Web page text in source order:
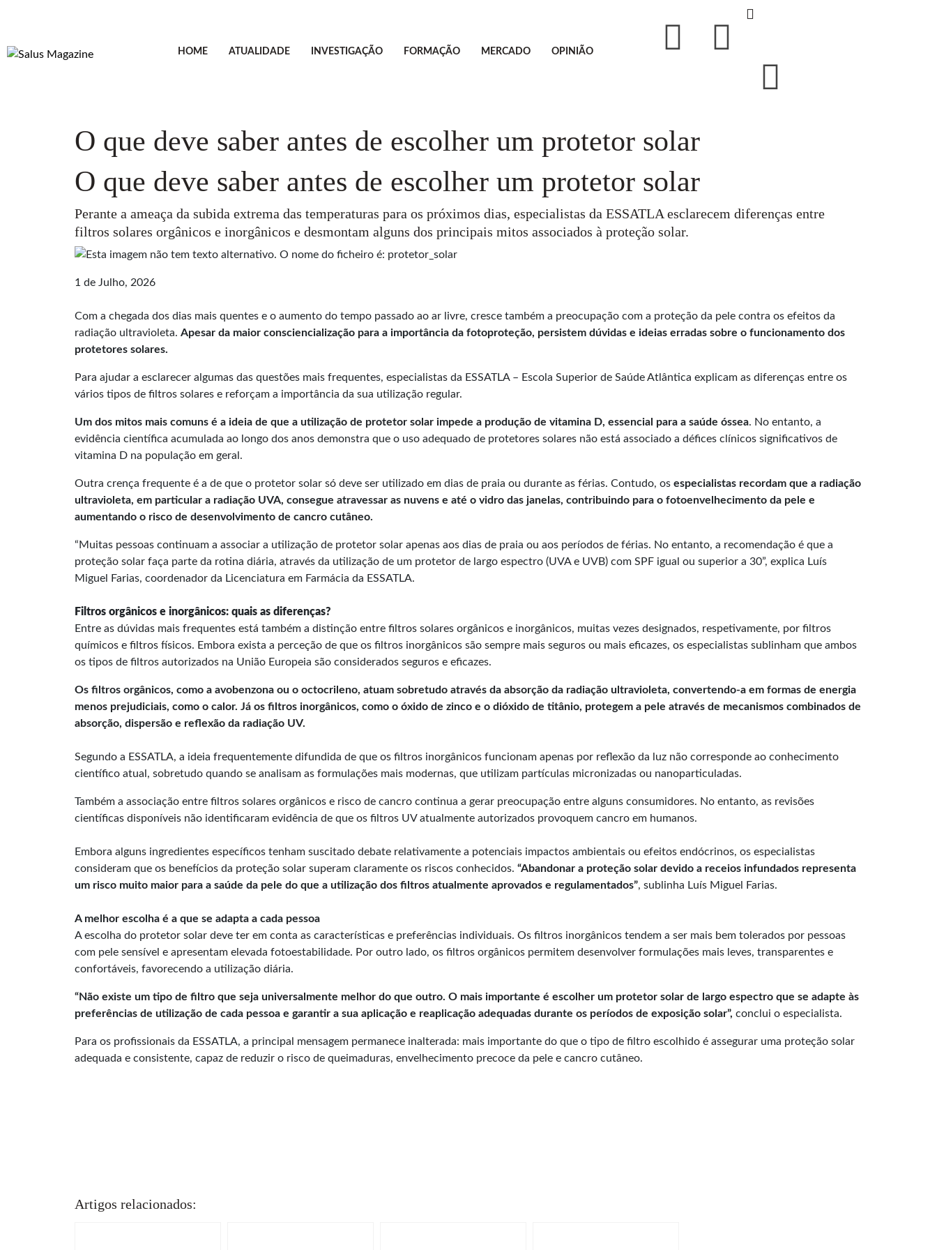
HOME ATUALIDADE INVESTIGAÇÃO FORMAÇÃO MERCADO OPINIÃO
O que deve saber antes de escolher um protetor solar
O que deve saber antes de escolher um protetor solar
Perante a ameaça da subida extrema das temperaturas para os próximos dias, especialistas da ESSATLA esclarecem diferenças entre
filtros solares orgânicos e inorgânicos e desmontam alguns dos principais mitos associados à proteção solar.
1 de Julho, 2026
Com a chegada dos dias mais quentes e o aumento do tempo passado ao ar livre, cresce também a preocupação com a proteção da pele contra os efeitos da
radiação ultravioleta. Apesar da maior consciencialização para a importância da fotoproteção, persistem dúvidas e ideias erradas sobre o funcionamento dos
protetores solares.
Para ajudar a esclarecer algumas das questões mais frequentes, especialistas da ESSATLA – Escola Superior de Saúde Atlântica explicam as diferenças entre os
vários tipos de filtros solares e reforçam a importância da sua utilização regular.
Um dos mitos mais comuns é a ideia de que a utilização de protetor solar impede a produção de vitamina D, essencial para a saúde óssea. No entanto, a
evidência científica acumulada ao longo dos anos demonstra que o uso adequado de protetores solares não está associado a défices clínicos significativos de
vitamina D na população em geral.
Outra crença frequente é a de que o protetor solar só deve ser utilizado em dias de praia ou durante as férias. Contudo, os especialistas recordam que a radiação
ultravioleta, em particular a radiação UVA, consegue atravessar as nuvens e até o vidro das janelas, contribuindo para o fotoenvelhecimento da pele e
aumentando o risco de desenvolvimento de cancro cutâneo.
“Muitas pessoas continuam a associar a utilização de protetor solar apenas aos dias de praia ou aos períodos de férias. No entanto, a recomendação é que a
proteção solar faça parte da rotina diária, através da utilização de um protetor de largo espectro (UVA e UVB) com SPF igual ou superior a 30”, explica Luís
Miguel Farias, coordenador da Licenciatura em Farmácia da ESSATLA.
Filtros orgânicos e inorgânicos: quais as diferenças?
Entre as dúvidas mais frequentes está também a distinção entre filtros solares orgânicos e inorgânicos, muitas vezes designados, respetivamente, por filtros
químicos e filtros físicos. Embora exista a perceção de que os filtros inorgânicos são sempre mais seguros ou mais eficazes, os especialistas sublinham que ambos
os tipos de filtros autorizados na União Europeia são considerados seguros e eficazes.
Os filtros orgânicos, como a avobenzona ou o octocrileno, atuam sobretudo através da absorção da radiação ultravioleta, convertendo-a em formas de energia
menos prejudiciais, como o calor. Já os filtros inorgânicos, como o óxido de zinco e o dióxido de titânio, protegem a pele através de mecanismos combinados de
absorção, dispersão e reflexão da radiação UV.
Segundo a ESSATLA, a ideia frequentemente difundida de que os filtros inorgânicos funcionam apenas por reflexão da luz não corresponde ao conhecimento
científico atual, sobretudo quando se analisam as formulações mais modernas, que utilizam partículas micronizadas ou nanoparticuladas.
Também a associação entre filtros solares orgânicos e risco de cancro continua a gerar preocupação entre alguns consumidores. No entanto, as revisões
científicas disponíveis não identificaram evidência de que os filtros UV atualmente autorizados provoquem cancro em humanos.
Embora alguns ingredientes específicos tenham suscitado debate relativamente a potenciais impactos ambientais ou efeitos endócrinos, os especialistas
consideram que os benefícios da proteção solar superam claramente os riscos conhecidos. “Abandonar a proteção solar devido a receios infundados representa
um risco muito maior para a saúde da pele do que a utilização dos filtros atualmente aprovados e regulamentados”, sublinha Luís Miguel Farias.
A melhor escolha é a que se adapta a cada pessoa
A escolha do protetor solar deve ter em conta as características e preferências individuais. Os filtros inorgânicos tendem a ser mais bem tolerados por pessoas
com pele sensível e apresentam elevada fotoestabilidade. Por outro lado, os filtros orgânicos permitem desenvolver formulações mais leves, transparentes e
confortáveis, favorecendo a utilização diária.
“Não existe um tipo de filtro que seja universalmente melhor do que outro. O mais importante é escolher um protetor solar de largo espectro que se adapte às
preferências de utilização de cada pessoa e garantir a sua aplicação e reaplicação adequadas durante os períodos de exposição solar”, conclui o especialista.
Para os profissionais da ESSATLA, a principal mensagem permanece inalterada: mais importante do que o tipo de filtro escolhido é assegurar uma proteção solar
adequada e consistente, capaz de reduzir o risco de queimaduras, envelhecimento precoce da pele e cancro cutâneo.
Artigos relacionados: